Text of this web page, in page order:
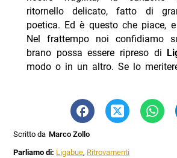
ritornello delicato, fatto di
poetica. Ed è questo che piace,
Nel frattempo noi confidiamo
brano possa essere ripreso di
modo o in un altro. Se lo
Scritto da Marco Zollo
Parliamo di: Ligabue, Ritrovamenti